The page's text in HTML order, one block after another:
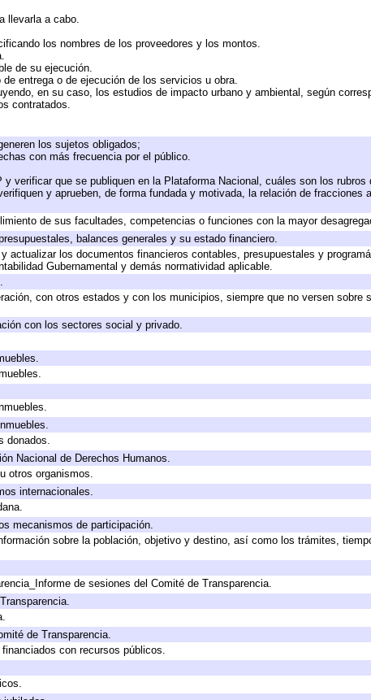
llevarla a cabo.
los nombres de los proveedores y los montos.
de su ejecución.
entrega o de ejecución de los servicios u obra.
en su caso, los estudios de impacto urbano y ambiental, según
contratados.
los sujetos obligados;
con más frecuencia por el público.
verificar que se publiquen en la Plataforma Nacional, cuáles son los rubros
y aprueben, de forma fundada y motivada, la relación de fracciones
de sus facultades, competencias o funciones con la mayor
balances generales y su estado financiero.
actualizar los documentos financieros contables, presupuestales y
Gubernamental y demás normatividad aplicable.
con otros estados y con los municipios, siempre que no versen sobre
con los sectores social y privado.
donados.
Nacional de Derechos Humanos.
otros organismos.
internacionales.
mecanismos de participación.
sobre la población, objetivo y destino, así como los trámites,
de sesiones del Comité de Transparencia.
de Transparencia.
con recursos públicos.